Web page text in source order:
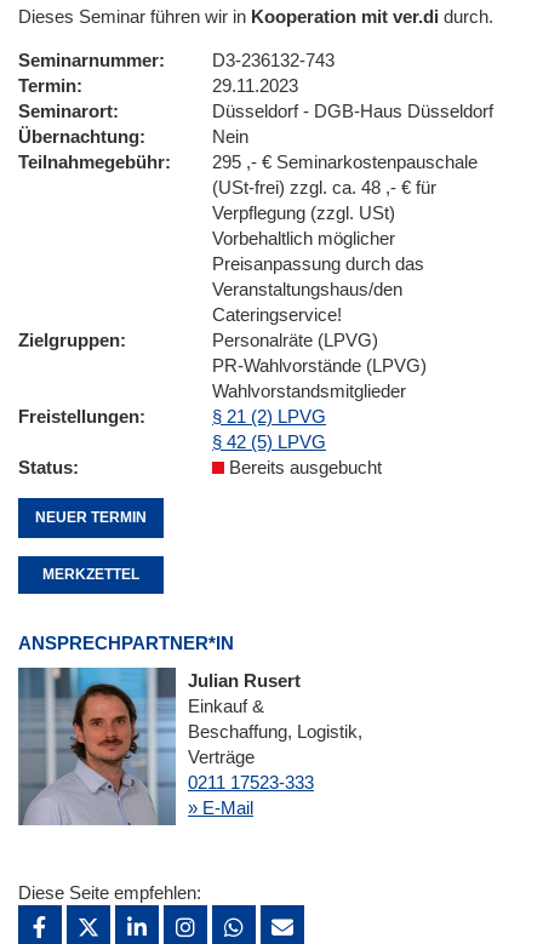
Dieses Seminar führen wir in Kooperation mit ver.di durch.
Seminarnummer
D3-236132-743
Termin
29.11.2023
Seminarort
Düsseldorf - DGB-Haus Düsseldorf
Übernachtung
Nein
Teilnahmegebühr
295 ,- € Seminarkostenpauschale
(USt-frei) zzgl. ca. 48 ,- € für
Verpflegung (zzgl. USt)
Vorbehaltlich möglicher
Preisanpassung durch das
Veranstaltungshaus/den
Cateringservice!
Zielgruppen
Personalräte (LPVG)
PR-Wahlvorstände (LPVG)
Wahlvorstandsmitglieder
Freistellungen
§ 21 (2) LPVG
§ 42 (5) LPVG
Status
Bereits ausgebucht
NEUER TERMIN
MERKZETTEL
ANSPRECHPARTNER*IN
Julian Rusert
Einkauf &
Beschaffung, Logistik,
Verträge
0211 17523-333
» E-Mail
Diese Seite empfehlen: